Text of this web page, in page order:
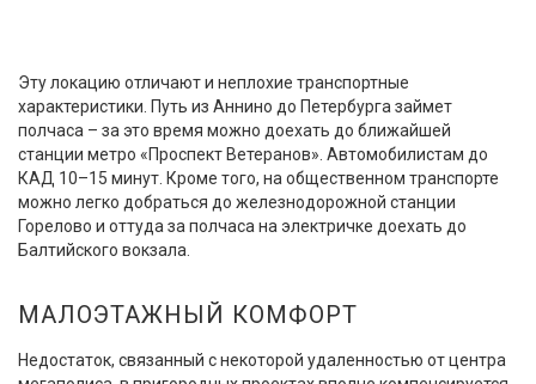
Эту локацию отличают и неплохие транспортные
характеристики. Путь из Аннино до Петербурга займет
полчаса – за это время можно доехать до ближайшей
станции метро «Проспект Ветеранов». Автомобилистам до
КАД 10–15 минут. Кроме того, на общественном транспорте
можно легко добраться до железнодорожной станции
Горелово и оттуда за полчаса на электричке доехать до
Балтийского вокзала.
МАЛОЭТАЖНЫЙ КОМФОРТ
Недостаток, связанный с некоторой удаленностью от центра